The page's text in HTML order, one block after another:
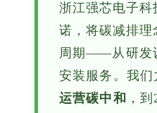
浙江强芯电子科
诺，将碳减排理
周期——从研发
安装服务。我们
运营碳中和 ，